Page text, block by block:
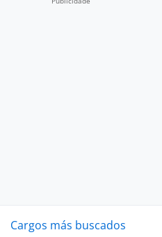
Cargos más buscados